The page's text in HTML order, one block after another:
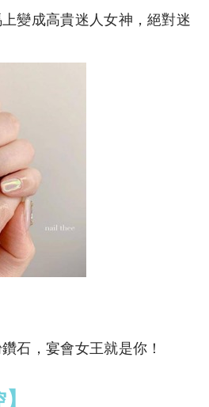
變成高貴迷人女神，絕對迷
石，宴會女王就是你！